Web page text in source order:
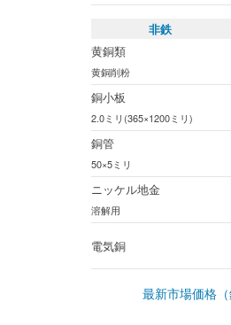
非鉄
黄銅類
黄銅削粉
銅小板
2.0ミリ(365×1200ミリ)
銅管
50×5ミリ
ニッケル地金
溶解用
電気銅
最新市場価格